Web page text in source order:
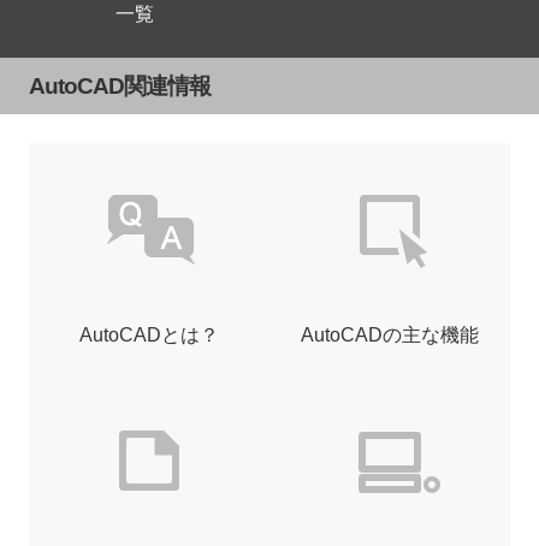
一覧
AutoCAD関連情報
AutoCADとは？ AutoCADの主な機能